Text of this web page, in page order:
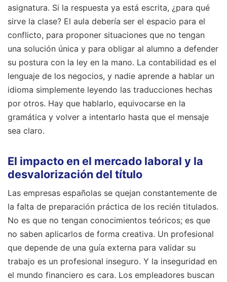
asignatura. Si la respuesta ya está escrita, ¿para qué
sirve la clase? El aula debería ser el espacio para el
conflicto, para proponer situaciones que no tengan
una solución única y para obligar al alumno a defender
su postura con la ley en la mano. La contabilidad es el
lenguaje de los negocios, y nadie aprende a hablar un
idioma simplemente leyendo las traducciones hechas
por otros. Hay que hablarlo, equivocarse en la
gramática y volver a intentarlo hasta que el mensaje
sea claro.
El impacto en el mercado laboral y la
desvalorización del título
Las empresas españolas se quejan constantemente de
la falta de preparación práctica de los recién titulados.
No es que no tengan conocimientos teóricos; es que
no saben aplicarlos de forma creativa. Un profesional
que depende de una guía externa para validar su
trabajo es un profesional inseguro. Y la inseguridad en
el mundo financiero es cara. Los empleadores buscan